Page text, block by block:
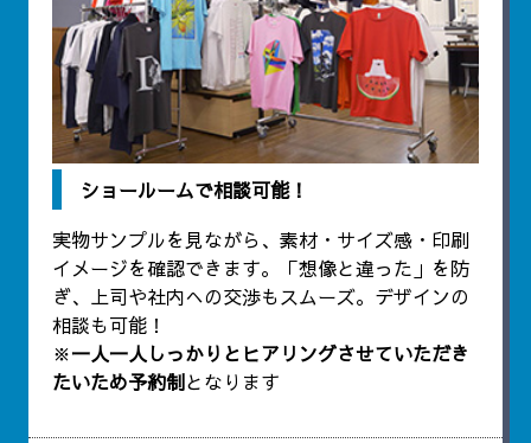
ショールームで相談可能！
実物サンプルを見ながら、素材・サイズ感・印刷
イメージを確認できます。「想像と違った」を防
ぎ、上司や社内への交渉もスムーズ。デザインの
相談も可能！
※一人一人しっかりとヒアリングさせていただき
たいため予約制となります